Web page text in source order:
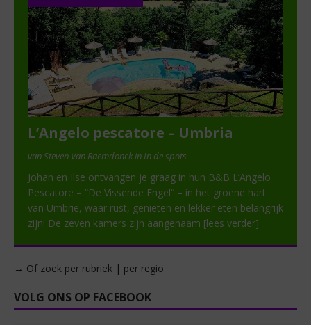
L’Angelo pescatore – Umbria
van Steven Van Raemdonck in In de spots
Johan en Ilse ontvangen je graag in hun B&B L’Angelo
Pescatore – “De Vissende Engel“ – in het groene hart
van Umbrië, waar rust, genieten en lekker eten belangrijk
zijn! De zeven kamers zijn aangenaam [lees verder]
→ Of zoek per rubriek | per regio
VOLG ONS OP FACEBOOK